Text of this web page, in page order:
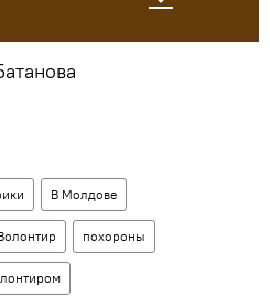
В Молдове
похороны